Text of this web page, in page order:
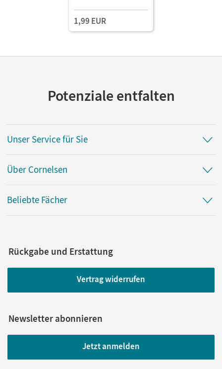
1,99 EUR
Potenziale entfalten
Unser Service für Sie
Über Cornelsen
Beliebte Fächer
Rückgabe und Erstattung
Vertrag widerrufen
Newsletter abonnieren
Jetzt anmelden